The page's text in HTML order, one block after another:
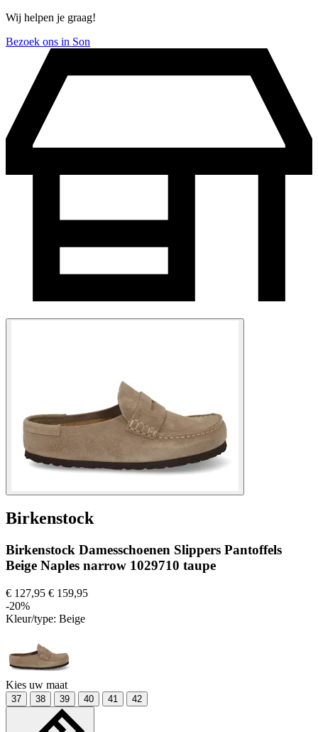
Wij helpen je graag!
Bezoek ons in Son
Birkenstock
Birkenstock Damesschoenen Slippers Pantoffels
Beige Naples narrow 1029710 taupe
€ 127,95 € 159,95
-20%
Kleur/type: Beige
Kies uw maat
37 38 39 40 41 42